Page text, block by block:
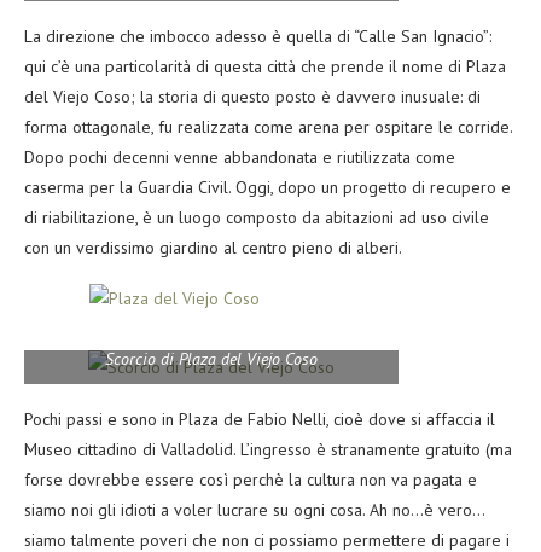
La direzione che imbocco adesso è quella di “Calle San Ignacio”:
qui c’è una particolarità di questa città che prende il nome di Plaza
del Viejo Coso; la storia di questo posto è davvero inusuale: di
forma ottagonale, fu realizzata come arena per ospitare le corride.
Dopo pochi decenni venne abbandonata e riutilizzata come
caserma per la Guardia Civil. Oggi, dopo un progetto di recupero e
di riabilitazione, è un luogo composto da abitazioni ad uso civile
con un verdissimo giardino al centro pieno di alberi.
Scorcio di Plaza del Viejo Coso
Pochi passi e sono in Plaza de Fabio Nelli, cioè dove si affaccia il
Museo cittadino di Valladolid. L’ingresso è stranamente gratuito (ma
forse dovrebbe essere così perchè la cultura non va pagata e
siamo noi gli idioti a voler lucrare su ogni cosa. Ah no…è vero…
siamo talmente poveri che non ci possiamo permettere di pagare i